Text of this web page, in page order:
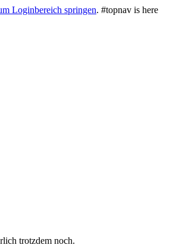
Loginbereich springen. #topnav is here
trotzdem noch.